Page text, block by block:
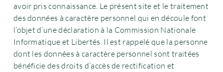
avoir pris connaissance. Le présent site et le traitement
des données à caractère personnel qui en découle font
l’objet d’une déclaration à la Commission Nationale
Informatique et Libertés. Il est rappelé que la personne
dont les données à caractère personnel sont traitées
bénéficie des droits d’accès de rectification et